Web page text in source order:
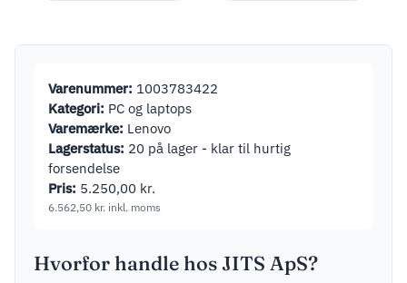
Varenummer: 1003783422
Kategori: PC og laptops
Varemærke: Lenovo
Lagerstatus: 20 på lager - klar til hurtig
forsendelse
Pris: 5.250,00 kr.
6.562,50 kr. inkl. moms
Hvorfor handle hos JITS ApS?